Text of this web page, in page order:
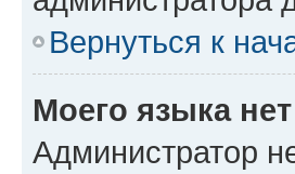
Вернуться к
Моего языка
Администратор